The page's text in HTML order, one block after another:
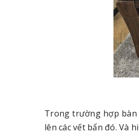
Trong trường hợp bàn
lên các vết bẩn đó. Và